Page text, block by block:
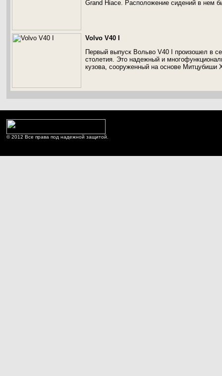
Grand Hiace. Расположение сидений в нем
Volvo V40 I
Первый выпуск Вольво V40 I произошел в
столетия. Это надежный и
кузова, сооруженный на основе Митцубиши
© 2012 Все права под надежной защитой.